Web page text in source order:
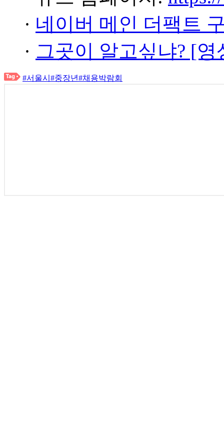
· 네이버 메인 더팩트
· 그곳이 알고싶냐? [
#서울시 #중장년#채용박람회